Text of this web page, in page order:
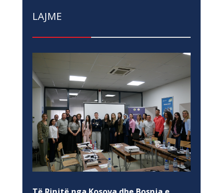
LAJME